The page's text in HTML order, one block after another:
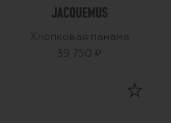
Хлопковая панама
39 750 ₽